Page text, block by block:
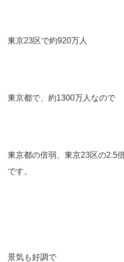
東京23区で約920万人
東京都で、約1300万人なので
東京都の倍弱、東京23区の2.5
です。
景気も好調で